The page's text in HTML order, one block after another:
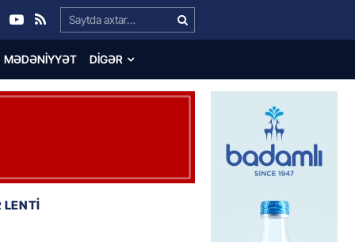
Search…
MƏDƏNIYYƏT DIGƏR